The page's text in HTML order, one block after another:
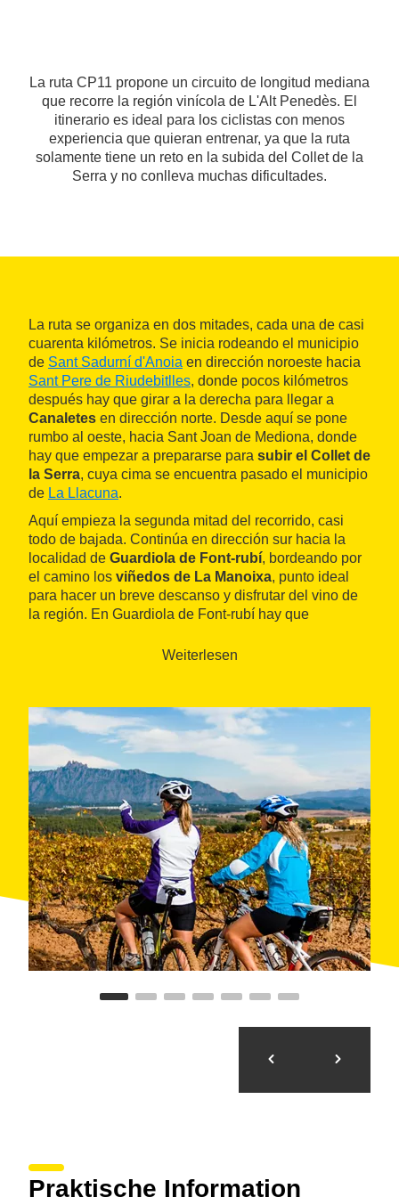
La ruta CP11 propone un circuito de longitud mediana
que recorre la región vinícola de L'Alt Penedès. El
itinerario es ideal para los ciclistas con menos
experiencia que quieran entrenar, ya que la ruta
solamente tiene un reto en la subida del Collet de la
Serra y no conlleva muchas dificultades.
La ruta se organiza en dos mitades, cada una de casi
cuarenta kilómetros. Se inicia rodeando el municipio
de Sant Sadurní d'Anoia en dirección noroeste hacia
Sant Pere de Riudebitlles, donde pocos kilómetros
después hay que girar a la derecha para llegar a
Canaletes en dirección norte. Desde aquí se pone
rumbo al oeste, hacia Sant Joan de Mediona, donde
hay que empezar a prepararse para subir el Collet de
la Serra, cuya cima se encuentra pasado el municipio
de La Llacuna.
Aquí empieza la segunda mitad del recorrido, casi
todo de bajada. Continúa en dirección sur hacia la
localidad de Guardiola de Font-rubí, bordeando por
el camino los viñedos de La Manoixa, punto ideal
para hacer un breve descanso y disfrutar del vino de
la región. En Guardiola de Font-rubí hay que
, la última parada antes de volver a Sant
Weiterlesen
Praktische Information